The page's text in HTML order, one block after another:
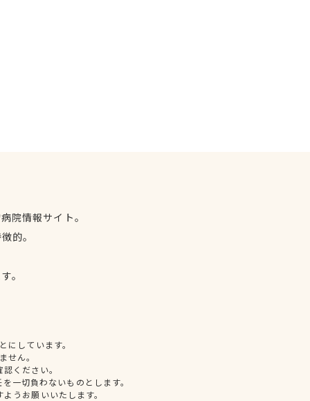
院情報サイト。
的。
。
しています。
せん。
ください。
一切負わないものとします。
うお願いいたします。